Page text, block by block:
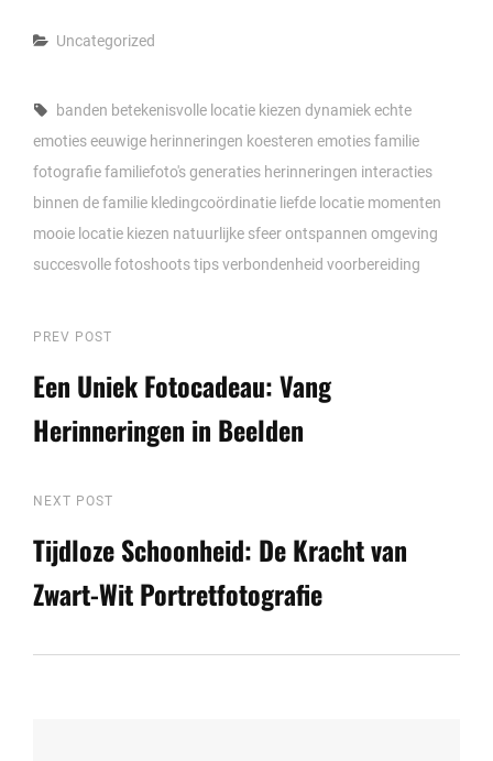
Categories
Uncategorized
Tags,
banden betekenisvolle locatie kiezen dynamiekechte
emotieseeuwige herinneringen koesteren emotiesfamilie
fotografiefamiliefoto'sgeneraties herinneringen interacties
binnen de familie kledingcoördinatie liefde locatie momenten
mooie locatie kiezen natuurlijke sfeerontspannen omgeving
succesvolle fotoshootstipsverbondenheid voorbereiding
Berichtnavigatie
Previous
Post
PREV POST
Een Uniek Fotocadeau: Vang
Herinneringen in Beelden
Next
Post
NEXT POST
Tijdloze Schoonheid: De Kracht van
Zwart-Wit Portretfotografie